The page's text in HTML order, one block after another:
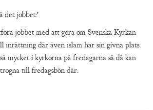
det jobbet?
jobbet med att göra om Svenska Kyrkan
inrättning där även islam har sin givna plats.
mycket i kyrkorna på fredagarna så då kan
till fredagsbön där.